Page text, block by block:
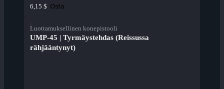
6,15 $ Osta
Luottamuksellinen konepistooli
UMP-45 | Tyrmäystehdas (Reissussa
rähjääntynyt)